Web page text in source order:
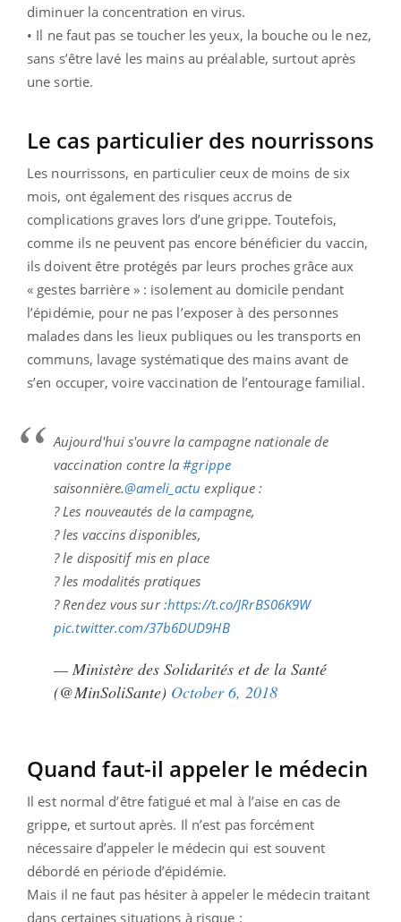
diminuer la concentration en virus.
• Il ne faut pas se toucher les yeux, la bouche ou le nez,
sans s’être lavé les mains au préalable, surtout après
une sortie.
Le cas particulier des nourrissons
Les nourrissons, en particulier ceux de moins de six
mois, ont également des risques accrus de
complications graves lors d’une grippe. Toutefois,
comme ils ne peuvent pas encore bénéficier du vaccin,
ils doivent être protégés par leurs proches grâce aux
« gestes barrière » : isolement au domicile pendant
l’épidémie, pour ne pas l’exposer à des personnes
malades dans les lieux publiques ou les transports en
communs, lavage systématique des mains avant de
s’en occuper, voire vaccination de l’entourage familial.
Aujourd'hui s'ouvre la campagne nationale de
vaccination contre la#grippe
saisonnière.@ameli_actu explique :
? Les nouveautés de la campagne,
? les vaccins disponibles,
? le dispositif mis en place
? les modalités pratiques
? Rendez vous sur :https://t.co/JRrBS06K9W
pic.twitter.com/37b6DUD9HB
— Ministère des Solidarités et de la Santé
(@MinSoliSante) October 6, 2018
Quand faut-il appeler le médecin
Il est normal d’être fatigué et mal à l’aise en cas de
grippe, et surtout après. Il n’est pas forcément
nécessaire d’appeler le médecin qui est souvent
débordé en période d’épidémie.
Mais il ne faut pas hésiter à appeler le médecin traitant
dans certaines situations à risque :